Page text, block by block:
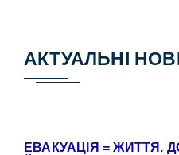
АКТУАЛЬНІ
ЕВАКУАЦІЯ = ЖИТТЯ.